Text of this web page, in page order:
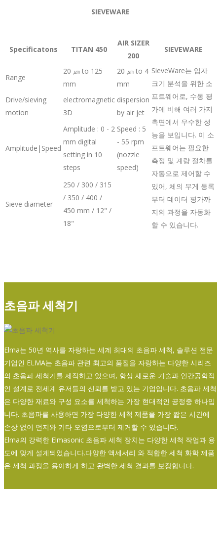
SIEVEWARE
Specificatons TITAN 450
AIR SIZER
200
SIEVEWARE
Range
20 ㎛ to 125
mm
20 ㎛ to 4
mm
SieveWare는 입자
크기 분석을 위한 소
프트웨어로, 수동 평
가에 비해 여러 가지
측면에서 우수한 성
능을 보입니다. 이 소
프트웨어는 필요한
측정 및 계량 절차를
자동으로 제어할 수
있어, 체의 무게 등록
부터 데이터 평가까
지의 과정을 자동화
할 수 있습니다.
Drive/sieving
motion
electromagnetic
3D
dispersion
by air jet
Amplitude|Speed
Amplitude : 0 - 2
mm digital
setting in 10
steps
Speed : 5
- 55 rpm
(nozzle
speed)
Sieve diameter
250 / 300 / 315
/ 350 / 400 /
450 mm / 12" /
18"
초음파 세척기
Elma는 50년 역사를 자랑하는 세계 최대의 초음파 세척, 솔루션 전문
기업인 ELMA는 초음파 관련 최고의 품질을 자랑하는 다양한 시리즈
의 초음파 세척기를 제작하고 있으며, 항상 새로운 기술과 인간공학적
인 설계로 전세계 유저들의 신뢰를 받고 있는 기업입니다. 초음파 세척
은 다양한 재료와 구성 요소를 세척하는 가장 현대적인 공정중 하나입
니다. 초음파를 사용하면 가장 다양한 세척 제품을 가장 짧은 시간에
손상 없이 먼지와 기타 오염으로부터 제거할 수 있습니다.
Elma의 강력한 Elmasonic 초음파 세척 장치는 다양한 세척 작업과 용
도에 맞게 설계되었습니다.다양한 액세서리 와 적합한 세척 화학 제품
은 세척 과정을 용이하게 하고 완벽한 세척 결과를 보장합니다.